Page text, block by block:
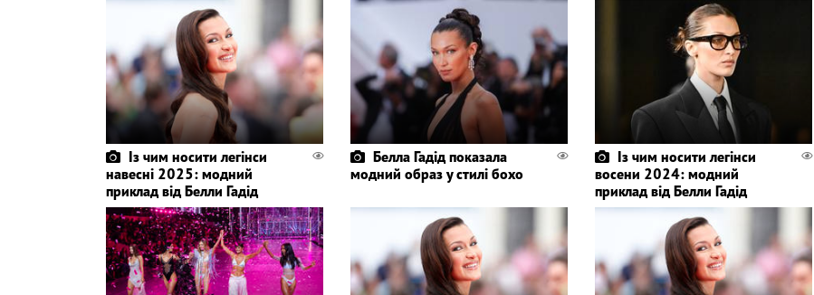
Із чим носити легінси
навесні 2025: модний
приклад від Белли Гадід
Белла Гадід показала
модний образ у стилі бохо
Із чим носити легінси
восени 2024: модний
приклад від Белли Гадід